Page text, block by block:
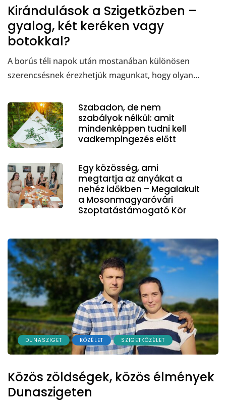
Kirándulások a Szigetközben –
gyalog, két keréken vagy
botokkal?
A borús téli napok után mostanában különösen
szerencsésnek érezhetjük magunkat, hogy olyan…
Szabadon, de nem
szabályok nélkül: amit
mindenképpen tudni kell
vadkempingezés előtt
Egy közösség, ami
megtartja az anyákat a
nehéz időkben – Megalakult
a Mosonmagyaróvári
Szoptatástámogató Kör
DUNASZIGET KÖZÉLET SZIGETKÖZÉLET
Közös zöldségek, közös élmények
Dunaszigeten